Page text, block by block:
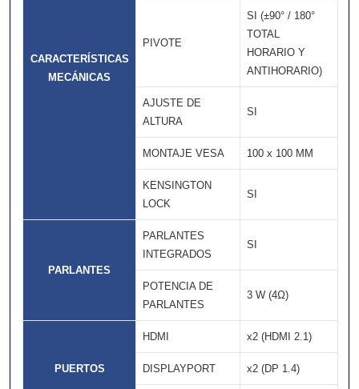
CARACTERÍSTICAS
MECÁNICAS
PIVOTE
SI (±90° / 180°
TOTAL 
HORARIO Y
ANTIHORARIO)
AJUSTE DE
ALTURA
SI
MONTAJE VESA 100 x 100 MM
KENSINGTON
LOCK
SI
PARLANTES
PARLANTES
INTEGRADOS
SI
POTENCIA DE
PARLANTES
3 W (4Ω)
PUERTOS
HDMI x2 (HDMI 2.1)
DISPLAYPORT x2 (DP 1.4)